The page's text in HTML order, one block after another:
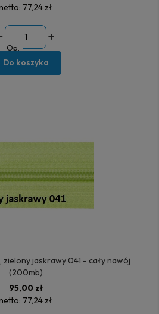
77,24 zł
Op.
Do koszyka
zielony jaskrawy 041 - cały nawój
(200mb)
95,00 zł
77,24 zł